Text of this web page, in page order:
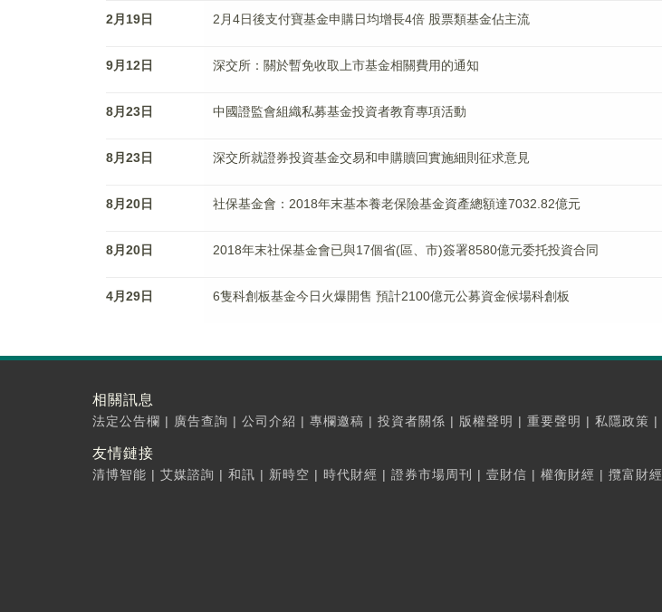
2月19日 2月4日後支付寶基金申購日均增長4倍 股票類基金佔主流
9月12日 深交所：關於暫免收取上市基金相關費用的通知
8月23日 中國證監會組織私募基金投資者教育專項活動
8月23日 深交所就證券投資基金交易和申購贖回實施細則征求意見
8月20日 社保基金會：2018年末基本養老保險基金資產總額達7032.82億元
8月20日 2018年末社保基金會已與17個省(區、市)簽署8580億元委托投資合同
4月29日 6隻科創板基金今日火爆開售 預計2100億元公募資金候場科創板
相關訊息
法定公告欄 | 廣告查詢 | 公司介紹 | 專欄邀稿 | 投資者關係 | 版權聲明 | 重要聲明 | 私隱政策 |
友情鏈接
清博智能 | 艾媒諮詢 | 和訊 | 新時空 | 時代財經 | 證券市場周刊 | 壹財信 | 權衡財經 | 攬富財經